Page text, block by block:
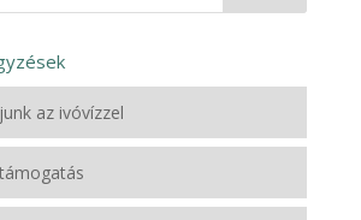
az ivóvízzel